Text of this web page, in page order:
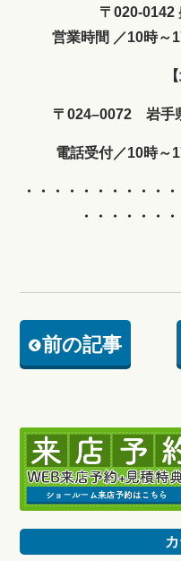
〒020-0142
営業時間 ／10時～
〒024–0072 岩手
電話受付／10時
・・・・・・・・・・・
・・・・・・
前の記事